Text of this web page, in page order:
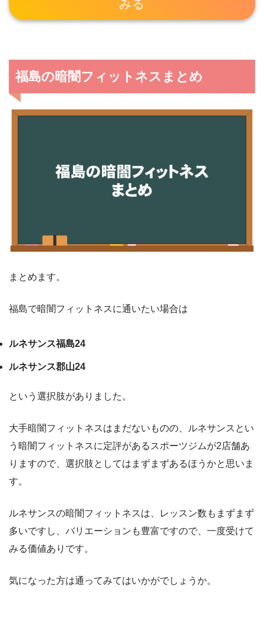
みる
福島の暗闇フィットネスまとめ
まとめます。
福島で暗闇フィットネスに通いたい場合は
ルネサンス福島24
ルネサンス郡山24
という選択肢がありました。
大手暗闇フィットネスはまだないものの、ルネサンスとい
う暗闇フィットネスに定評があるスポーツジムが2店舗あ
りますので、選択肢としてはまずまずあるほうかと思いま
す。
ルネサンスの暗闇フィットネスは、レッスン数もまずまず
多いですし、バリエーションも豊富ですので、一度受けて
みる価値ありです。
気になった方は通ってみてはいかがでしょうか。